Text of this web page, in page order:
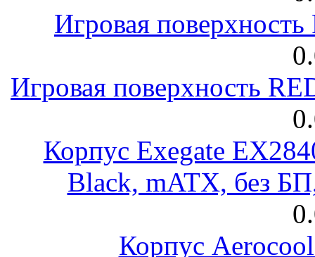
Игровая
Игровая поверхность
Корпус Exegate
Black, mATX, без
Корпус